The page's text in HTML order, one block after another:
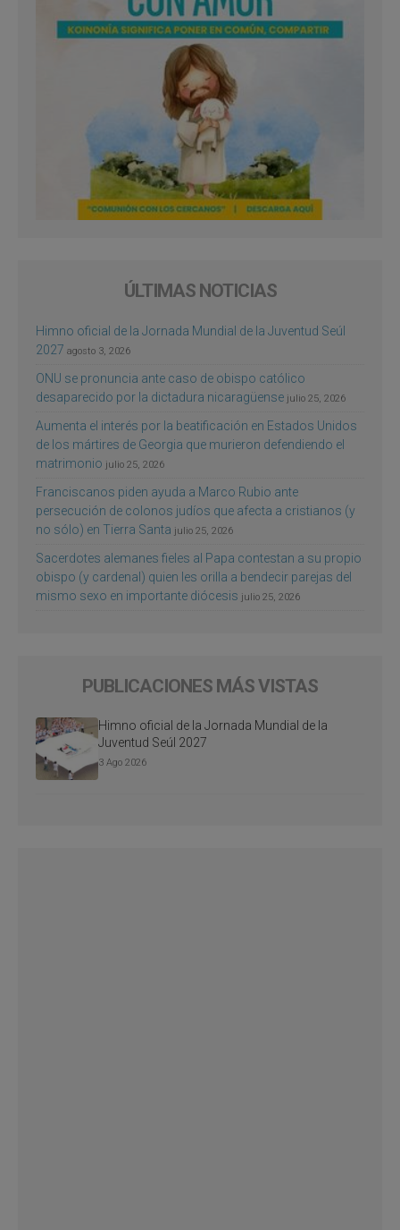
ÚLTIMAS NOTICIAS
Himno oficial de la Jornada Mundial de la Juventud Seúl
2027 agosto 3, 2026
ONU se pronuncia ante caso de obispo católico
desaparecido por la dictadura nicaragüense julio 25, 2026
Aumenta el interés por la beatificación en Estados Unidos
de los mártires de Georgia que murieron defendiendo el
matrimonio julio 25, 2026
Franciscanos piden ayuda a Marco Rubio ante
persecución de colonos judíos que afecta a cristianos (y
no sólo) en Tierra Santa julio 25, 2026
Sacerdotes alemanes fieles al Papa contestan a su propio
obispo (y cardenal) quien les orilla a bendecir parejas del
mismo sexo en importante diócesis julio 25, 2026
PUBLICACIONES MÁS VISTAS
Himno oficial de la Jornada Mundial de la
Juventud Seúl 2027
3 Ago 2026